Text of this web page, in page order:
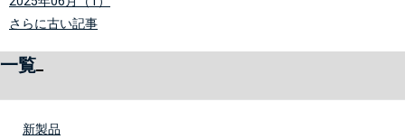
さらに古い記事
一覧
新製品